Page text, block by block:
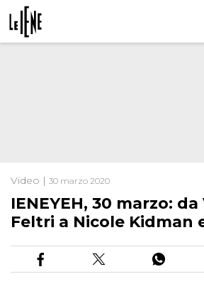
Video | 30 marzo 2020
IENEYEH, 30 marzo:
Feltri a Nicole Kidman